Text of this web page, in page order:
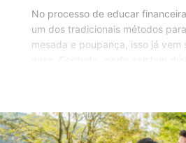
No processo de educar
um dos tradicionais métodos
mesada e poupança, isso já vem
anos. Contudo, ainda existem
depende de vários fatores, mas
benefícios. Abaixo você poderá